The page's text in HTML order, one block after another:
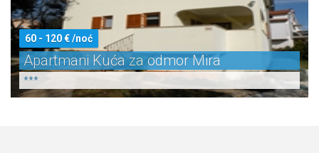
60 - 120 € /noć
Apartmani Kuća za odmor Mira
***